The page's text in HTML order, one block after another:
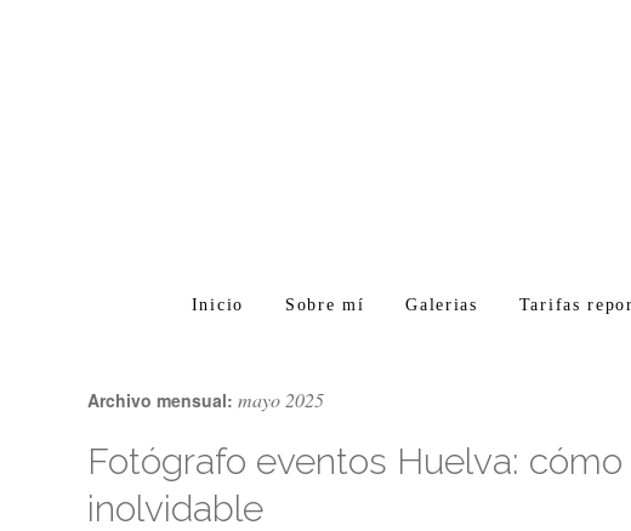
Inicio Sobre mí Galerias Tarifas
Archivo mensual: mayo 2025
Fotógrafo eventos Huelva:
inolvidable